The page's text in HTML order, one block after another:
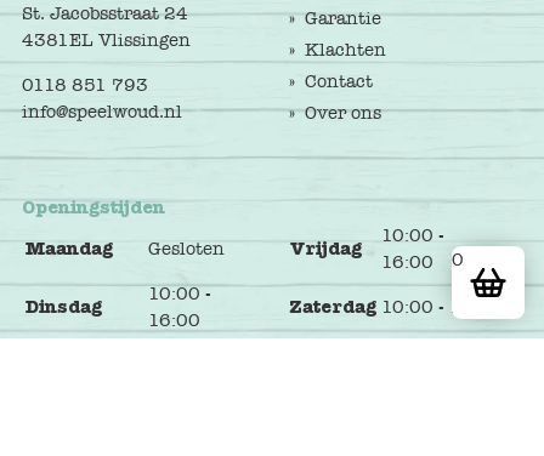
0
St. Jacobsstraat 24
4381EL Vlissingen
0118 851 793
info@speelwoud.nl
Garantie
Klachten
Contact
Over ons
Openingstijden
Maandag
Gesloten Vrijdag
10:00 -
16:00
Dinsdag
10:00 -
16:00
Zaterdag 10:00 - 17:00